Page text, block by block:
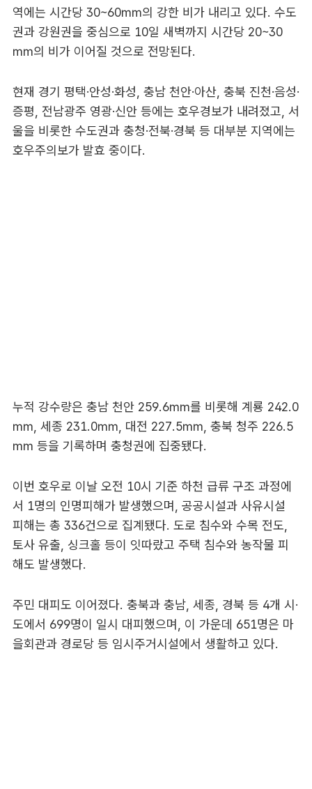
역에는 시간당 30~60㎜의 강한 비가 내리고 있다. 수도
권과 강원권을 중심으로 10일 새벽까지 시간당 20~30
㎜의 비가 이어질 것으로 전망된다.
현재 경기 평택·안성·화성, 충남 천안·아산, 충북 진천·음성·
증평, 전남광주 영광·신안 등에는 호우경보가 내려졌고, 서
울을 비롯한 수도권과 충청·전북·경북 등 대부분 지역에는
호우주의보가 발효 중이다.
누적 강수량은 충남 천안 259.6㎜를 비롯해 계룡 242.0
㎜, 세종 231.0㎜, 대전 227.5㎜, 충북 청주 226.5
㎜ 등을 기록하며 충청권에 집중됐다.
이번 호우로 이날 오전 10시 기준 하천 급류 구조 과정에
서 1명의 인명피해가 발생했으며, 공공시설과 사유시설
피해는 총 336건으로 집계됐다. 도로 침수와 수목 전도,
토사 유출, 싱크홀 등이 잇따랐고 주택 침수와 농작물 피
해도 발생했다.
주민 대피도 이어졌다. 충북과 충남, 세종, 경북 등 4개 시·
도에서 699명이 일시 대피했으며, 이 가운데 651명은 마
을회관과 경로당 등 임시주거시설에서 생활하고 있다.